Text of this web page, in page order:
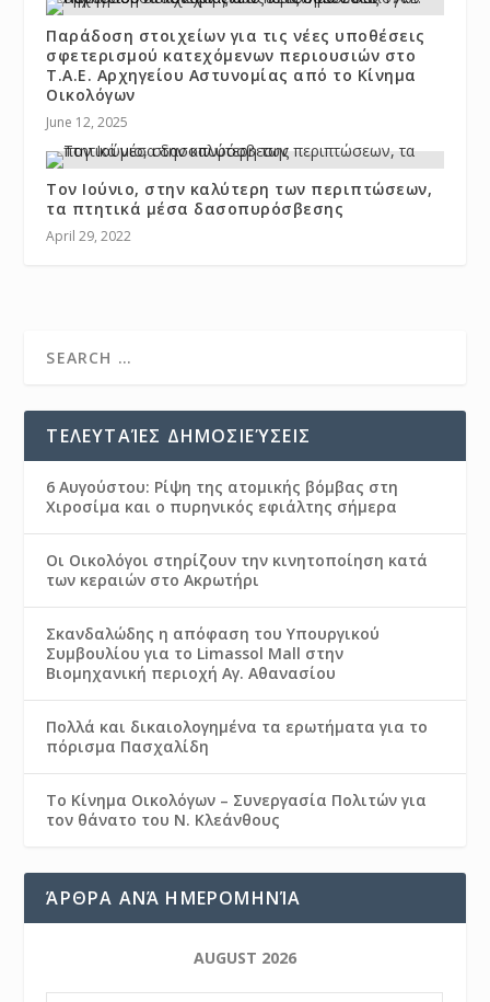
Παράδοση στοιχείων για τις νέες υποθέσεις
σφετερισμού κατεχόμενων περιουσιών στο
Τ.Α.Ε. Αρχηγείου Αστυνομίας από το Κίνημα
Οικολόγων
June 12, 2025
Τον Ιούνιο, στην καλύτερη των περιπτώσεων,
τα πτητικά μέσα δασοπυρόσβεσης
April 29, 2022
ΤΕΛΕΥΤΑΊΕΣ ΔΗΜΟΣΙΕΎΣΕΙΣ
6 Αυγούστου: Ρίψη της ατομικής βόμβας στη
Χιροσίμα και ο πυρηνικός εφιάλτης σήμερα
Οι Οικολόγοι στηρίζουν την κινητοποίηση κατά
των κεραιών στο Ακρωτήρι
Σκανδαλώδης η απόφαση του Υπουργικού
Συμβουλίου για το Limassol Mall στην
Βιομηχανική περιοχή Αγ. Αθανασίου
Πολλά και δικαιολογημένα τα ερωτήματα για το
πόρισμα Πασχαλίδη
Το Κίνημα Οικολόγων – Συνεργασία Πολιτών για
τον θάνατο του Ν. Κλεάνθους
ΆΡΘΡΑ ΑΝΆ ΗΜΕΡΟΜΗΝΊΑ
AUGUST 2026